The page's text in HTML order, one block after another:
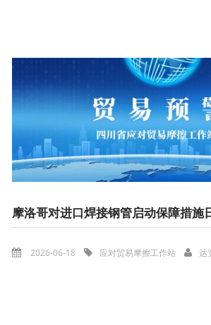
摩洛哥对进口焊接钢管启动保障措施
2026-06-18 应对贸易摩擦工作站 达